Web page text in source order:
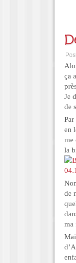
ça
Je
de
en
me
la
de
ma